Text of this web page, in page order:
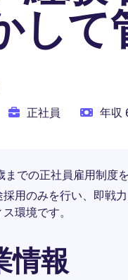
して
正社員 年収
までの正社員雇用制度
採用のみを行い、即戦
環境です。
情報